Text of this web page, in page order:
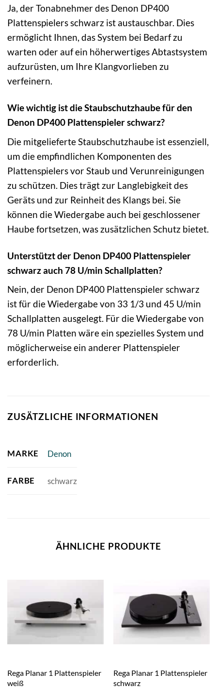
Ja, der Tonabnehmer des Denon DP400
Plattenspielers schwarz ist austauschbar. Dies
ermöglicht Ihnen, das System bei Bedarf zu
warten oder auf ein höherwertiges Abtastsystem
aufzurüsten, um Ihre Klangvorlieben zu
verfeinern.
Wie wichtig ist die Staubschutzhaube für den
Denon DP400 Plattenspieler schwarz?
Die mitgelieferte Staubschutzhaube ist essenziell,
um die empfindlichen Komponenten des
Plattenspielers vor Staub und Verunreinigungen
zu schützen. Dies trägt zur Langlebigkeit des
Geräts und zur Reinheit des Klangs bei. Sie
können die Wiedergabe auch bei geschlossener
Haube fortsetzen, was zusätzlichen Schutz bietet.
Unterstützt der Denon DP400 Plattenspieler
schwarz auch 78 U/min Schallplatten?
Nein, der Denon DP400 Plattenspieler schwarz
ist für die Wiedergabe von 33 1/3 und 45 U/min
Schallplatten ausgelegt. Für die Wiedergabe von
78 U/min Platten wäre ein spezielles System und
möglicherweise ein anderer Plattenspieler
erforderlich.
ZUSÄTZLICHE INFORMATIONEN
MARKE Denon
FARBE schwarz
ÄHNLICHE PRODUKTE
Rega Planar 1 Plattenspieler
weiß
Rega Planar 1 Plattenspieler
schwarz